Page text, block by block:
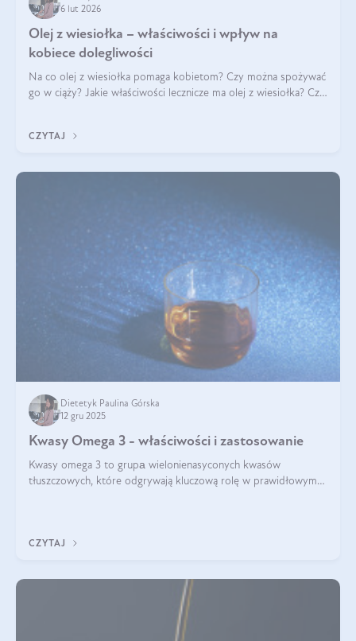
6 lut 2026
Olej z wiesiołka – właściwości i wpływ na
kobiece dolegliwości
Na co olej z wiesiołka pomaga kobietom? Czy można spożywać
go w ciąży? Jakie właściwości lecznicze ma olej z wiesiołka? Czy
CZYTAJ
Dietetyk Paulina Górska
12 gru 2025
Kwasy Omega 3 - właściwości i zastosowanie
Kwasy omega 3 to grupа wielonienasyconych kwasów
tłuszczowych, które odgrywają kluczową rolę w prawidłowym
CZYTAJ